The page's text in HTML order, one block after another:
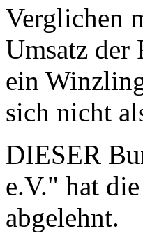
Verglichen
Umsatz der
ein
sich nicht
DIESER
e.V." hat
abgelehnt.